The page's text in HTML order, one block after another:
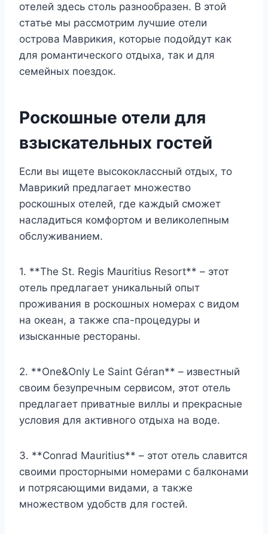
отелей здесь столь разнообразен. В этой
статье мы рассмотрим лучшие отели
острова Маврикия, которые подойдут как
для романтического отдыха, так и для
семейных поездок.
Роскошные отели для
взыскательных гостей
Если вы ищете высококлассный отдых, то
Маврикий предлагает множество
роскошных отелей, где каждый сможет
насладиться комфортом и великолепным
обслуживанием.
1. **The St. Regis Mauritius Resort** – этот
отель предлагает уникальный опыт
проживания в роскошных номерах с видом
на океан, а также спа-процедуры и
изысканные рестораны.
2. **One&Only Le Saint Géran** – известный
своим безупречным сервисом, этот отель
предлагает приватные виллы и прекрасные
условия для активного отдыха на воде.
3. **Conrad Mauritius** – этот отель славится
своими просторными номерами с балконами
и потрясающими видами, а также
множеством удобств для гостей.